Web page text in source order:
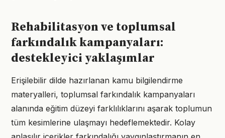
Rehabilitasyon ve toplumsal
farkındalık kampanyaları:
destekleyici yaklaşımlar
Erişilebilir dilde hazırlanan kamu bilgilendirme
materyalleri, toplumsal farkındalık kampanyaları
alanında eğitim düzeyi farklılıklarını aşarak toplumun
tüm kesimlerine ulaşmayı hedeflemektedir. Kolay